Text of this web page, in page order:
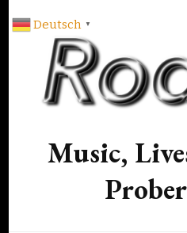
Music,
Deutsch ▼